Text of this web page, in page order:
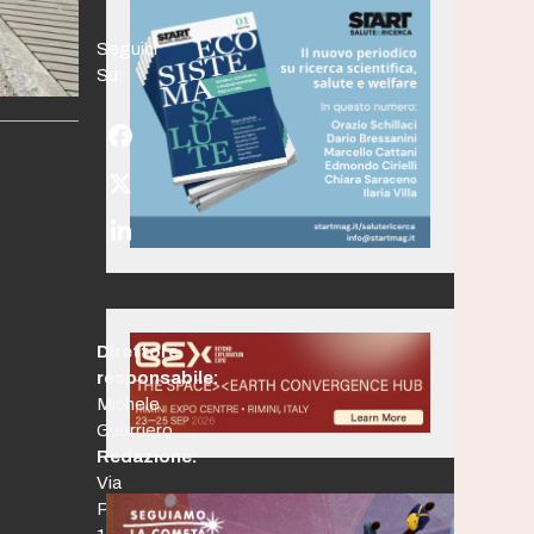
Seguici
Su:
Facebook
Twitter
(deprecated)
LinkedIn
Direttore
responsabile:
Michele
Guerriero
Redazione:
Via
Po,